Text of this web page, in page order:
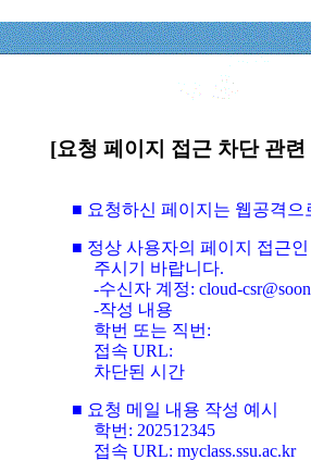
[요청 페이지 접근 차단 관
■ 요청하신 페이지는 웹공격
■ 정상 사용자의 페이지 접근
주시기 바랍니다.
-수신자 계정: cloud-
-작성 내용
학번 또는 직번:
접속 URL:
차단된 시간
■ 요청 메일 내용 작성 예시
학번: 202512345
접속 URL: myclass.ssu.ac.kr